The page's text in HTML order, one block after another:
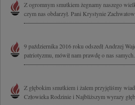
Z ogromnym smutkiem żegnamy naszego
czym nas obdarzył. Pani Krystynie
9 października 2016 roku odszedł Andrzej
patriotyzmu, mówił nam prawdę o nas samych.
Z głębokim smutkiem i żalem przyjęliśmy
Człowieka Rodzinie i Najbliższym wyrazy